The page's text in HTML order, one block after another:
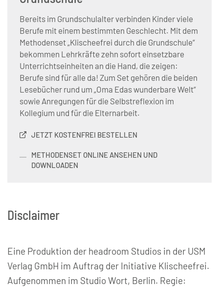
Bereits im Grundschulalter verbinden Kinder viele
Berufe mit einem bestimmten Geschlecht. Mit dem
Methodenset „Klischeefrei durch die Grundschule“
bekommen Lehrkräfte zehn sofort einsetzbare
Unterrichtseinheiten an die Hand, die zeigen:
Berufe sind für alle da! Zum Set gehören die beiden
Lesebücher rund um „Oma Edas wunderbare Welt“
sowie Anregungen für die Selbstreflexion im
Kollegium und für die Elternarbeit.
JETZT KOSTENFREI BESTELLEN
METHODENSET ONLINE ANSEHEN UND
DOWNLOADEN
Disclaimer
Eine Produktion der headroom Studios in der USM
Verlag GmbH im Auftrag der Initiative Klischeefrei.
Aufgenommen im Studio Wort, Berlin. Regie: